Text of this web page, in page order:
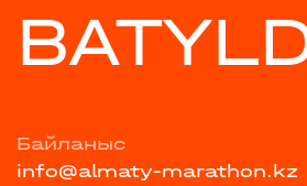
Байланыс
info@almaty-marathon.kz